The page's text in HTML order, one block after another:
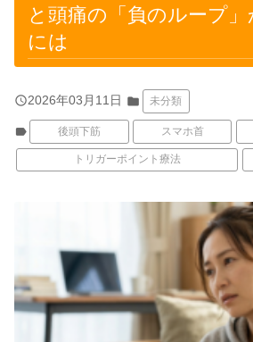
と頭痛の「負のループ
には
query_builder2026年03月11日 folder 未分類
label 後頭下筋 スマホ首
トリガーポイント療法